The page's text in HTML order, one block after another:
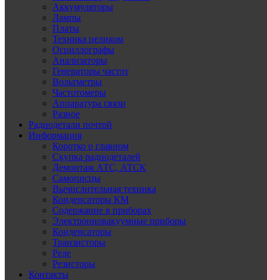
Аккумуляторы
Лампы
Платы
Техника целиком
Осциллографы
Анализаторы
Генераторы частот
Вольтметры
Частотомеры
Аппаратура связи
Разное
Радиодетали почтой
Информация
Коротко о главном
Скупка радиодеталей
Демонтаж АТС, АТСК
Самописцы
Вычислительная техника
Конденсаторы КМ
Содержание в приборах
Электронновакуумные приборы
Конденсаторы
Транзисторы
Реле
Резисторы
Контакты